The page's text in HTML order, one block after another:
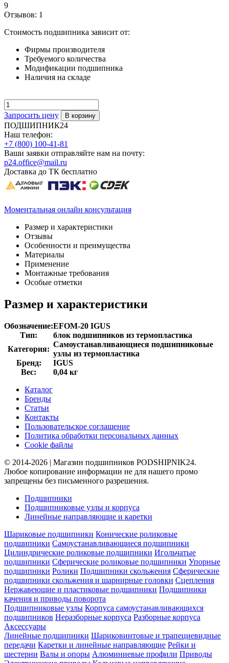
9
Отзывов: 1
Стоимость подшипника зависит от:
Фирмы производителя
Требуемого количества
Модификации подшипника
Наличия на складе
Запросить цену
ПОДШИПНИК24
Наш телефон:
+7 (800) 100-41-81
Ваши заявки отправляйте нам на почту:
p24.office@mail.ru
Доставка до ТК бесплатно
Моментальная онлайн консультация
Размер и характеристики
Отзывы
Особенности и преимущества
Материалы
Применение
Монтажные требования
Особые отметки
Размер и характеристики
Обозначение:EFOM-20 IGUS
Тип:
блок подшипников из термопластика
Категория:
Самоустанавливающиеся подшипниковые
узлы из термопластика
Бренд:
IGUS
Вес:
0,04 кг
Каталог
Бренды
Статьи
Контакты
Пользовательское соглашение
Политика обработки персональных данных
Cookie файлы
© 2014-2026 | Магазин подшипников PODSHIPNIK24.
Любое копирование информации не для нашего промо
запрещены без письменного разрешения.
Подшипники
Подшипниковые узлы и корпуса
Линейные направляющие и каретки
Шариковые подшипники Конические роликовые
подшипники Самоустанавливающиеся подшипники
Цилиндрические роликовые подшипники Игольчатые
подшипники Сферические роликовые подшипники Упорные
подшипники Ролики Подшипники скольжения Сферические
подшипники скольжения и шарнирные головки Сцепления
Нержавеющие и пластиковые подшипники Подшипники
качения и приводы поворота
Подшипниковые узлы Корпуса самоустанавливающихся
подшипников Неразборные корпуса Разборные корпуса
Аксессуары
Линейные подшипники Шариковинтовые и трапециевидные
передачи Каретки и линейные направляющие Рейки и
шестерни Валы и опоры Алюминиевые профили Приводы